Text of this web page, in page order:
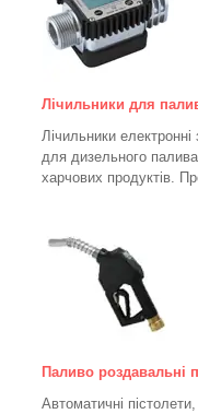
Лічильники для
Лічильники
для дизельного
харчових продуктів.
Паливо роздавальні
Автоматичні